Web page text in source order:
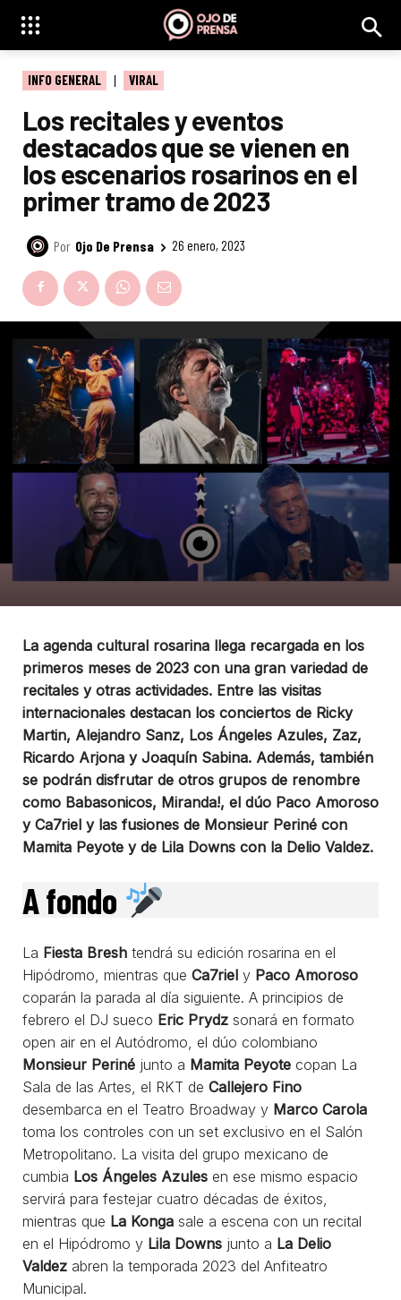
INFO GENERAL VIRAL
Los recitales y eventos
destacados que se vienen en
los escenarios rosarinos en el
primer tramo de 2023
Por Ojo De Prensa 26 enero, 2023
La agenda cultural rosarina llega recargada en los
primeros meses de 2023 con una gran variedad de
recitales y otras actividades. Entre las visitas
internacionales destacan los conciertos de Ricky
Martin, Alejandro Sanz, Los Ángeles Azules, Zaz,
Ricardo Arjona y Joaquín Sabina. Además, también
se podrán disfrutar de otros grupos de renombre
como Babasonicos, Miranda!, el dúo Paco Amoroso
y Ca7riel y las fusiones de Monsieur Periné con
Mamita Peyote y de Lila Downs con la Delio Valdez.
A fondo
La Fiesta Bresh tendrá su edición rosarina en el
Hipódromo, mientras que Ca7riel y Paco Amoroso
coparán la parada al día siguiente. A principios de
febrero el DJ sueco Eric Prydz sonará en formato
open air en el Autódromo, el dúo colombiano
Monsieur Periné junto a Mamita Peyote copan La
Sala de las Artes, el RKT de Callejero Fino
desembarca en el Teatro Broadway y Marco Carola
toma los controles con un set exclusivo en el Salón
Metropolitano. La visita del grupo mexicano de
cumbia Los Ángeles Azules en ese mismo espacio
servirá para festejar cuatro décadas de éxitos,
mientras que La Konga sale a escena con un recital
en el Hipódromo y Lila Downs junto a La Delio
Valdez abren la temporada 2023 del Anfiteatro
Municipal.